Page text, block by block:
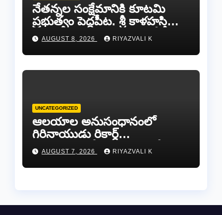
నేతన్నల సంక్షేమానికి కూటమి
ప్రభుత్వం పెద్దపీట. శ్రీ కాళహస్తి
ఎమ్మెల్యే బొజ్జల వెంకట సుధీర్ రెడ్డి.
AUGUST 8, 2026 RIYAZVALI K
UNCATEGORIZED
ఆలయాల అనుసంధానంలో
గిరినాయుడు రికార్డ్
దారినేర్పరి..రోడ్డు నిర్మాణంతో పాటు
గోవుల సంరక్షణకు ప్రాణప్రతిష్ఠ!..
AUGUST 7, 2026 RIYAZVALI K